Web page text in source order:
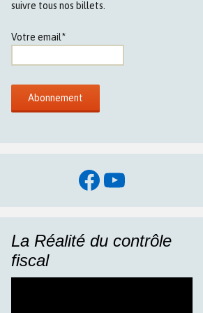
suivre tous nos billets.
Votre email*
Facebook
YouTube
La Réalité du contrôle
fiscal